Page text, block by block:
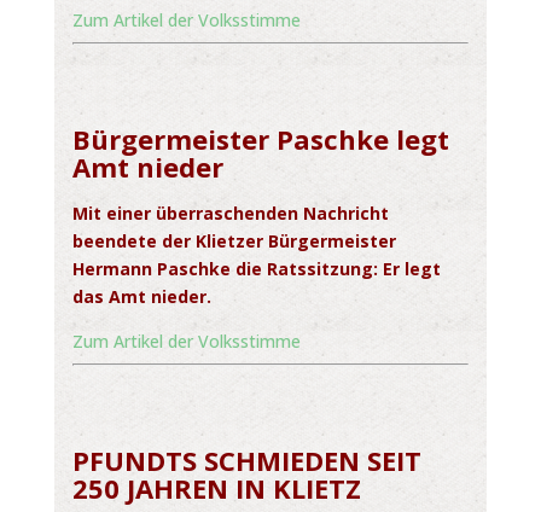
Zum Artikel der Volksstimme
Bürgermeister Paschke legt
Amt nieder
Mit einer überraschenden Nachricht
beendete der Klietzer Bürgermeister
Hermann Paschke die Ratssitzung: Er legt
das Amt nieder.
Zum Artikel der Volksstimme
PFUNDTS SCHMIEDEN SEIT
250 JAHREN IN KLIETZ